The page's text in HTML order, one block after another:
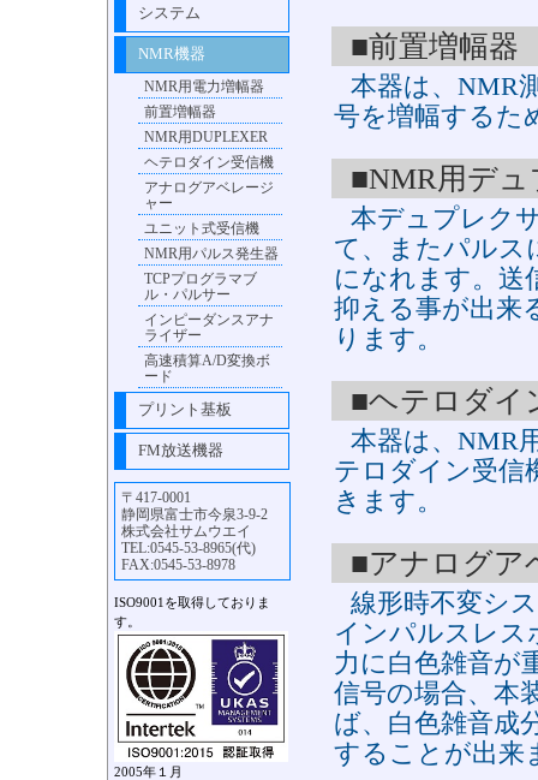
システム
NMR機器
NMR用電力増幅器
前置増幅器
NMR用DUPLEXER
ヘテロダイン受信機
アナログアベレージ
ャー
ユニット式受信機
NMR用パルス発生器
TCPプログラマブ
ル・パルサー
インピーダンスアナ
ライザー
高速積算A/D変換ボ
ード
プリント基板
FM放送機器
〒417-0001
静岡県富士市今泉3-9-2
株式会社サムウエイ
TEL:0545-53-8965(代)
FAX:0545-53-8978
ISO9001を取得しておりま
す。
2005年１月
■前置増幅器
本器は、NMR
号を増幅するた
■NMR用デ
本デュプレク
て、またパルス
になれます。送
抑える事が出来
ります。
■ヘテロダイ
本器は、NMR
テロダイン受信
きます。
■アナログア
線形時不変シ
インパルスレス
力に白色雑音が
信号の場合、本
ば、白色雑音成
することが出来